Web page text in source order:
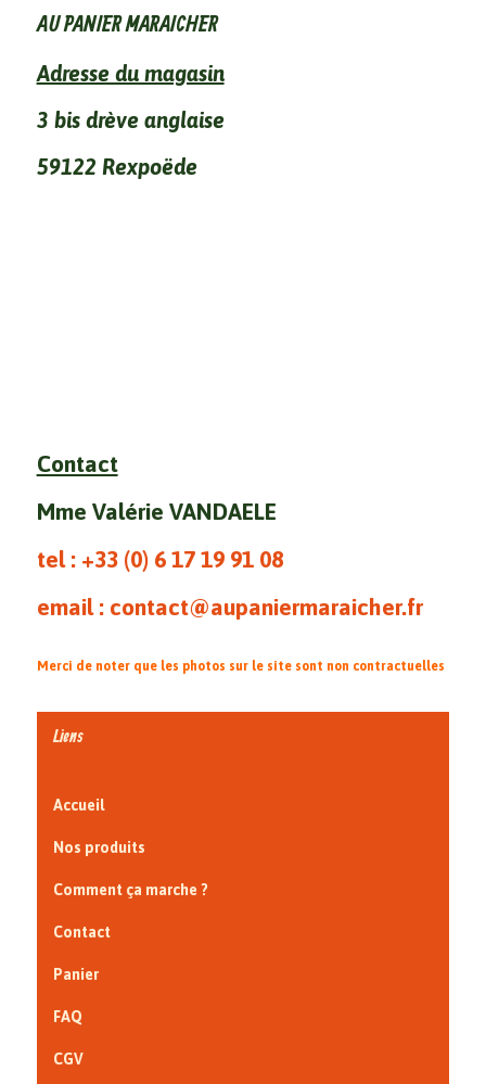
AU PANIER MARAICHER
Adresse du magasin
3 bis drève anglaise
59122 Rexpoëde
Contact
Mme Valérie VANDAELE
tel : +33 (0) 6 17 19 91 08
email : contact@aupaniermaraicher.fr
Merci de noter que les photos sur le site sont non contractuelles
Liens
Accueil
Nos produits
Comment ça marche ?
Contact
Panier
FAQ
CGV